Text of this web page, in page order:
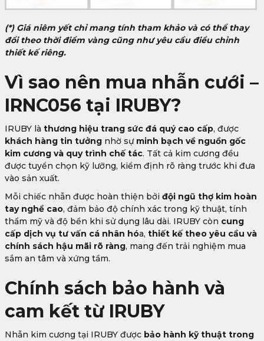
(*) Giá niêm yết chỉ mang tính tham khảo và có thể thay
đổi theo thời điểm vàng cũng như yêu cầu điều chỉnh
thiết kế riêng.
Vì sao nên mua nhẫn cưới –
IRNC056 tại IRUBY?
IRUBY là thương hiệu trang sức đá quý cao cấp, được
khách hàng tin tưởng nhờ sự minh bạch về nguồn gốc
kim cương và quy trình chế tác. Tất cả kim cương đều
được tuyển chọn kỹ lưỡng, kiểm định rõ ràng trước khi đưa
vào sản xuất.
Mỗi chiếc nhẫn được hoàn thiện bởi đội ngũ thợ kim hoàn
tay nghề cao, đảm bảo độ chính xác trong kỹ thuật, tính
thẩm mỹ và độ bền khi sử dụng lâu dài. IRUBY còn cung
cấp dịch vụ tư vấn cá nhân hóa, thiết kế theo yêu cầu và
chính sách hậu mãi rõ ràng, mang đến trải nghiệm mua
sắm an tâm và xứng tầm.
Chính sách bảo hành và
cam kết từ IRUBY
Nhẫn kim cương tại IRUBY được bảo hành kỹ thuật trong